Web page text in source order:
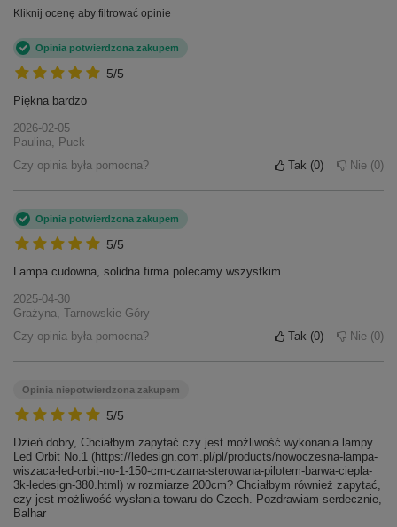
Kliknij ocenę aby filtrować opinie
5/5
Opinia potwierdzona zakupem
Piękna bardzo
2026-02-05
Paulina, Puck
Czy opinia była pomocna?
Tak 0 Nie 0
5/5
Opinia potwierdzona zakupem
Lampa cudowna, solidna firma polecamy wszystkim.
2025-04-30
Grażyna, Tarnowskie Góry
Czy opinia była pomocna?
Tak 0 Nie 0
5/5
Opinia niepotwierdzona zakupem
Dzień dobry, Chciałbym zapytać czy jest możliwość wykonania lampy
Led Orbit No.1 (https://ledesign.com.pl/pl/products/nowoczesna-lampa-
wiszaca-led-orbit-no-1-150-cm-czarna-sterowana-pilotem-barwa-ciepla-
3k-ledesign-380.html) w rozmiarze 200cm? Chciałbym również zapytać,
czy jest możliwość wysłania towaru do Czech. Pozdrawiam serdecznie,
Balhar